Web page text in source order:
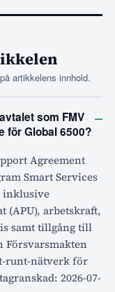
artikkelens innhold.
som FMV
för Global 6500?
–
Agreement
Smart Services
inklusive
(APU), arbetskraft,
samt tillgång till
Försvarsmakten
runt-nätverk för
2026-07-